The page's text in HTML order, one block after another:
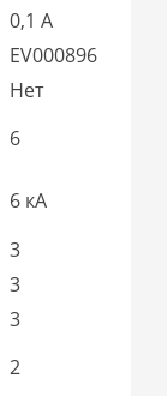
0,1 А
EV000896
Нет
6
6 кА
3
3
3
2